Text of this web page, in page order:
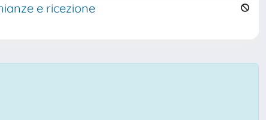
e ricezione